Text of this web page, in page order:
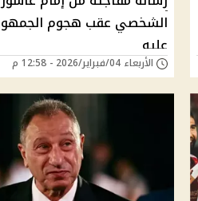
الشخصي عقب هجوم الجمهور
عليه
الأربعاء 04/فبراير/2026 - 12:58 م